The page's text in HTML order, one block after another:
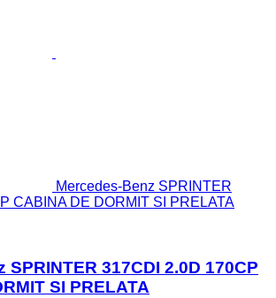
Mercedes-Benz SPRINTER
CABINA DE DORMIT SI PRELATA
SPRINTER 317CDI 2.0D 170CP
SI PRELATA